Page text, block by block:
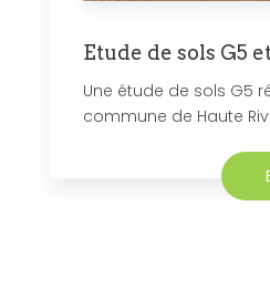
Etude de sols G5
Une étude de sols G5
commune de Haute